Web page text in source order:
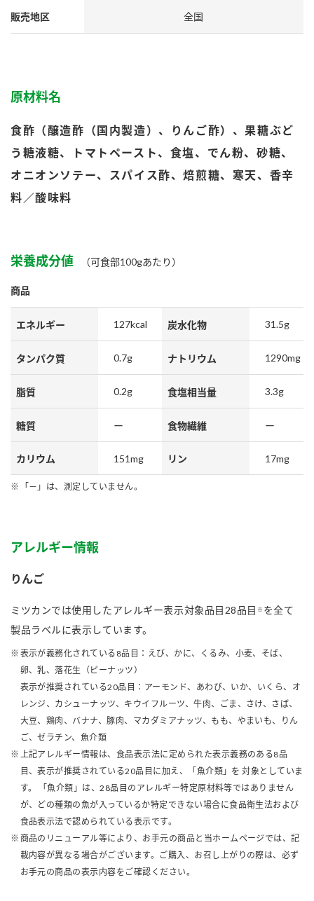
ロングセラー商品 ＋ おすすめレシピ
販売地区 全国
原材料名
食酢（醸造酢（国内製造）、りんご酢）、果糖ぶど
う糖液糖、トマトペースト、食塩、でん粉、砂糖、
オニオンソテー、スパイス酢、焙煎糖、寒天、香辛
料／酸味料
栄養成分値 （可食部100gあたり）
商品
エネルギー 127kcal 炭水化物 31.5g
タンパク質 0.7g ナトリウム 1290mg
脂質 0.2g 食塩相当量 3.3g
糖質 ー 食物繊維 ー
カリウム 151mg リン 17mg
「－」は、測定していません。
アレルギー情報
りんご
ミツカンでは使用したアレルギー表示対象品目28品目 ※ を全て
製品ラベルに表示しています。
表示が義務化されている8品目：えび、かに、くるみ、小麦、そば、
卵、乳、落花生（ピーナッツ）
表示が推奨されている20品目：アーモンド、あわび、いか、いくら、オ
レンジ、カシューナッツ、キウイフルーツ、牛肉、ごま、さけ、さば、
大豆、鶏肉、バナナ、豚肉、マカダミアナッツ、もも、やまいも、りん
ご、ゼラチン、魚介類
上記アレルギー情報は、食品表示法に定められた表示義務のある8品
目、表示が推奨されている20品目に加え、「魚介類」を 対象としていま
す。 「魚介類」は、28品目のアレルギー特定原材料等ではありません
が、どの種類の魚が入っているか特定できない場合に食品衛生法および
食品表示法で認められている表示です。
商品のリニューアル等により、お手元の商品と当ホームページでは、記
載内容が異なる場合がございます。ご購入、お召し上がりの際は、必ず
お手元の商品の表示内容をご確認ください。